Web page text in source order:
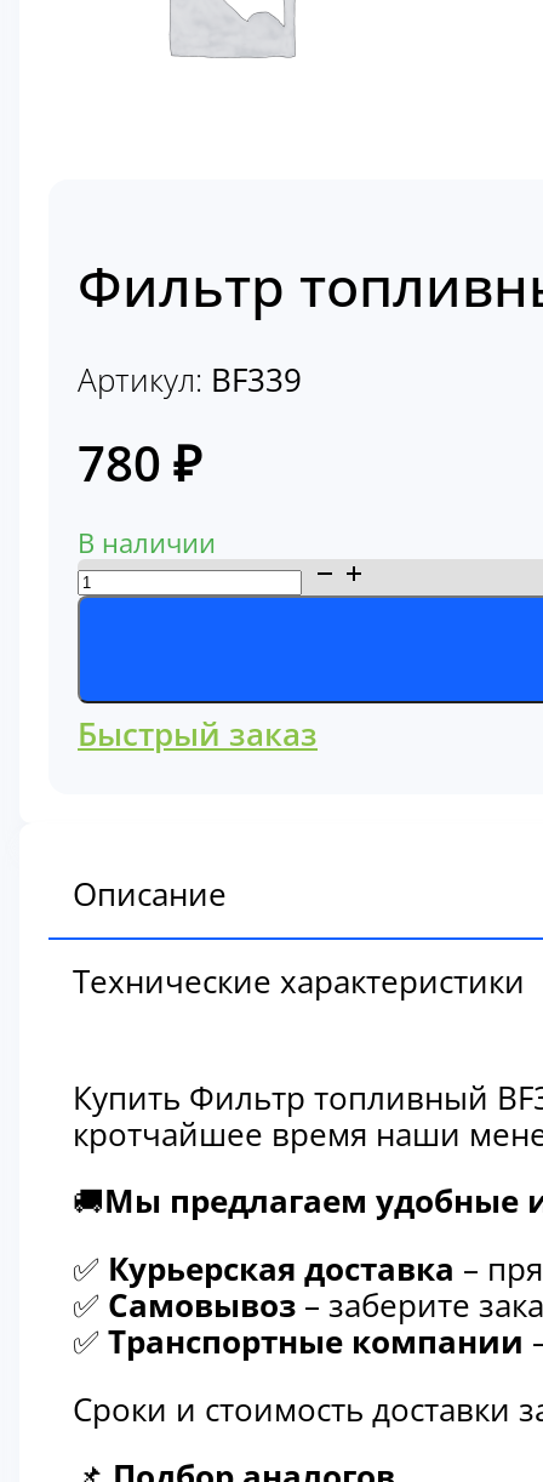
Фильтр
Артикул: BF339
780 ₽
В наличии
Количество
товара
топливный
BF339
Быстрый заказ
Описание
Технические характеристики
Купить Фильтр топливный
кротчайшее время наши
🚚Мы предлагаем удобные
✅ Курьерская доставка –
✅ Самовывоз – заберите
✅ Транспортные компании
Сроки и стоимость доставки